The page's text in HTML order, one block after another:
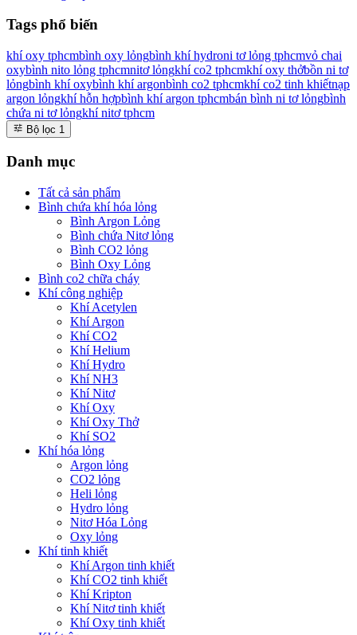
Tags phổ biến
khí oxy tphcmbình oxy lỏngbình khí hydroni tơ lỏng tphcmvỏ chai
oxybình nito lỏng tphcmnitơ lỏngkhí co2 tphcmkhí oxy thởbồn ni tơ
lỏngbình khí oxybình khí argonbình co2 tphcmkhí co2 tinh khiếtnạp
argon lỏngkhí hỗn hợpbình khí argon tphcmbán bình ni tơ lỏngbình
chứa ni tơ lỏngkhí nitơ tphcm
Bộ lọc 1
Danh mục
Tất cả sản phẩm
Bình chứa khí hóa lỏng
Bình Argon Lỏng
Bình chứa Nitơ lỏng
Bình CO2 lỏng
Bình Oxy Lỏng
Bình co2 chữa cháy
Khí công nghiệp
Khí Acetylen
Khí Argon
Khí CO2
Khí Helium
Khí Hydro
Khí NH3
Khí Nitơ
Khí Oxy
Khí Oxy Thở
Khí SO2
Khí hóa lỏng
Argon lỏng
CO2 lỏng
Heli lỏng
Hydro lỏng
Nitơ Hóa Lỏng
Oxy lỏng
Khí tinh khiết
Khí Argon tinh khiết
Khí CO2 tinh khiết
Khí Kripton
Khí Nitơ tinh khiết
Khí Oxy tinh khiết